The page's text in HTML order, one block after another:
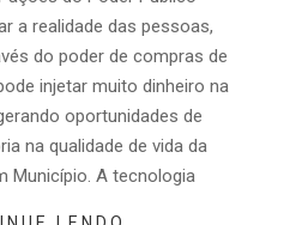
a realidade das pessoas,
do poder de compras de
injetar muito dinheiro na
oportunidades de
na qualidade de vida da
Município. A tecnologia